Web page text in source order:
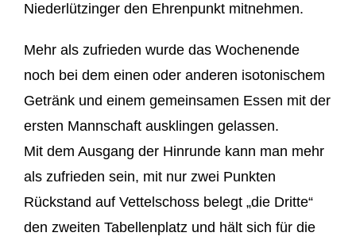
Niederlützinger den Ehrenpunkt mitnehmen.
Mehr als zufrieden wurde das Wochenende
noch bei dem einen oder anderen isotonischem
Getränk und einem gemeinsamen Essen mit der
ersten Mannschaft ausklingen gelassen.
Mit dem Ausgang der Hinrunde kann man mehr
als zufrieden sein, mit nur zwei Punkten
Rückstand auf Vettelschoss belegt „die Dritte“
den zweiten Tabellenplatz und hält sich für die